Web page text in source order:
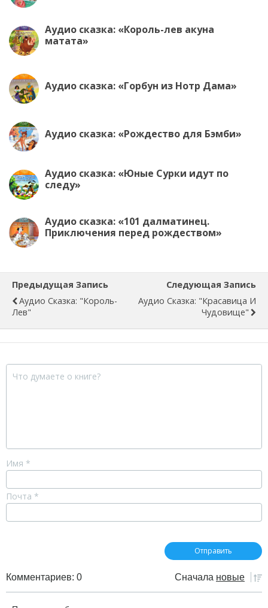
Аудио сказка: «Король-лев акуна
матата»
Аудио сказка: «Горбун из Нотр Дама»
Аудио сказка: «Рождество для Бэмби»
Аудио сказка: «Юные Сурки идут по
следу»
Аудио сказка: «101 далматинец.
Приключения перед рождеством»
Предыдущая Запись
Аудио Сказка: "Король-
Лев"
Следующая Запись
Аудио Сказка: "Красавица И
Чудовище"
Имя *
Почта *
Комментариев: 0 Сначала новые